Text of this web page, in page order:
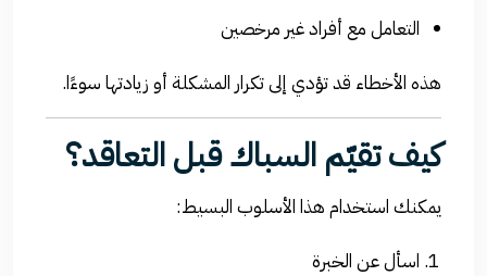
التعامل مع أفراد غير مرخصين
هذه الأخطاء قد تؤدي إلى تكرار المشكلة أو زيادتها سوءًا.
كيف تقيّم السباك قبل التعاقد؟
يمكنك استخدام هذا الأسلوب البسيط:
اسأل عن الخبرة